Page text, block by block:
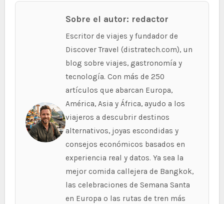
Sobre el autor: redactor
Escritor de viajes y fundador de
Discover Travel (distratech.com), un
blog sobre viajes, gastronomía y
tecnología. Con más de 250
artículos que abarcan Europa,
América, Asia y África, ayudo a los
viajeros a descubrir destinos
alternativos, joyas escondidas y
consejos económicos basados en
experiencia real y datos. Ya sea la
mejor comida callejera de Bangkok,
las celebraciones de Semana Santa
en Europa o las rutas de tren más